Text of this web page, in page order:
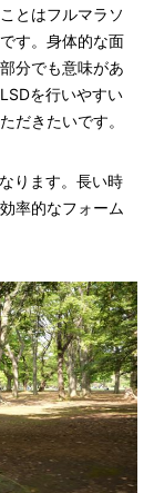
とはフルマラソ
す。身体的な面
分でも意味があ
を行いやすい
だきたいです。
ります。長い時
率的なフォーム